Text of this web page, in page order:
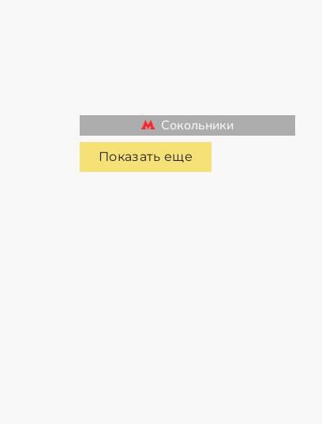
Сокольники
Показать еще